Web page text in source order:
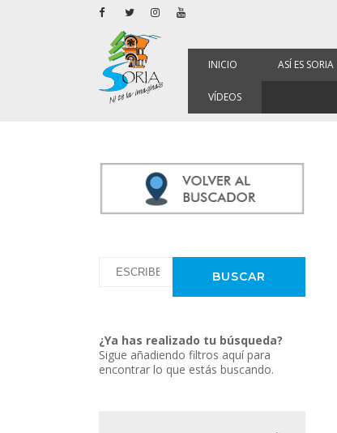
INICIO ASÍ ES SORIA
VÍDEOS
¿Ya has realizado tu búsqueda?
Sigue añadiendo filtros aquí para
encontrar lo que estás buscando.